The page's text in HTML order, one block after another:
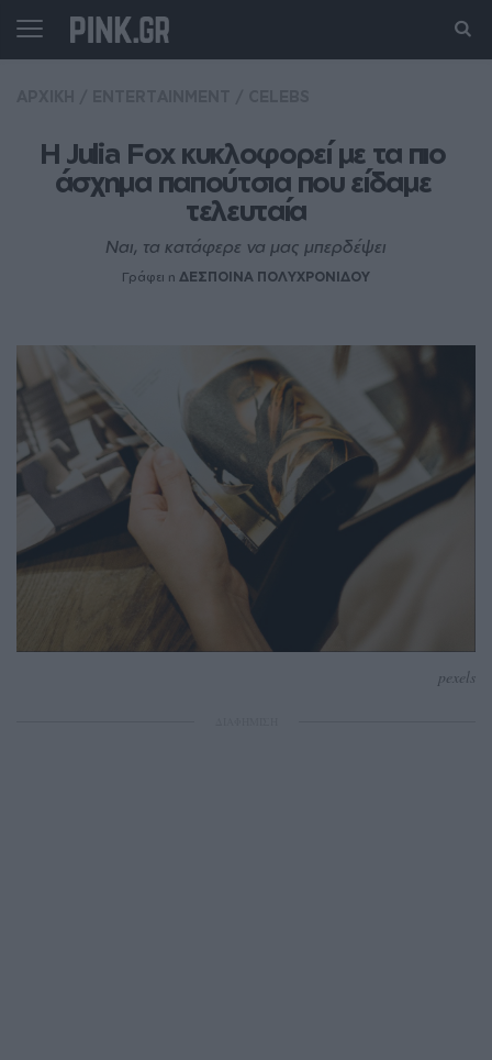
H Julia Fox κυκλοφορεί με τα πιο
άσχημα παπούτσια που είδαμε
τελευταία
Ναι, τα κατάφερε να μας μπερδέψει
Γράφει η ΔΕΣΠΟΙΝΑ ΠΟΛΥΧΡΟΝΙΔΟΥ
pexels